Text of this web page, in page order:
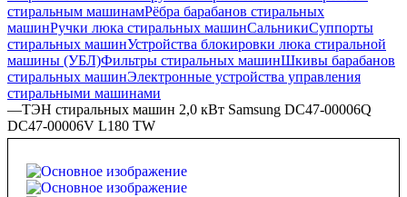
стиральным машинамРёбра барабанов стиральных
машинРучки люка стиральных машинСальникиСуппорты
стиральных машинУстройства блокировки люка стиральной
машины (УБЛ)Фильтры стиральных машинШкивы барабанов
стиральных машинЭлектронные устройства управления
стиральными машинами
—ТЭН стиральных машин 2,0 кВт Samsung DC47-00006Q
DC47-00006V L180 TW